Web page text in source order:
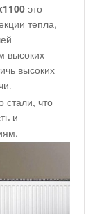
это
тепла,
высоких
высоких
стали, что
и